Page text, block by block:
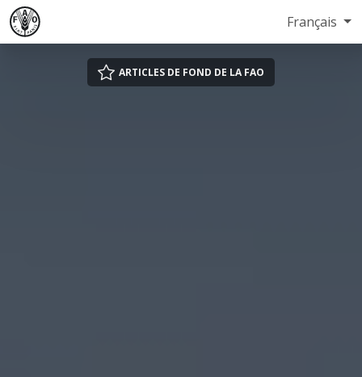
Français
ARTICLES DE FOND DE LA FAO